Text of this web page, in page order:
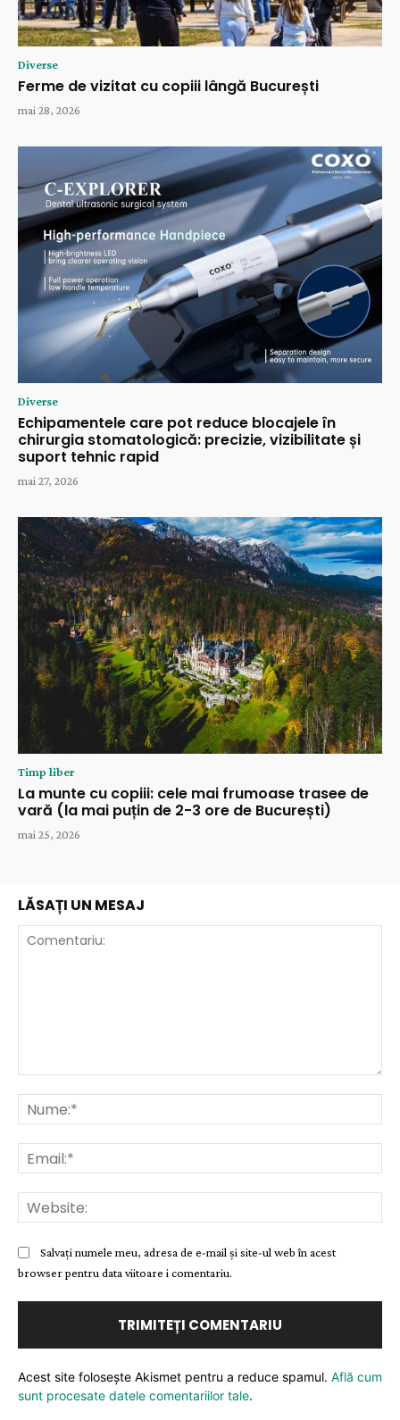
Diverse
Ferme de vizitat cu copiii lângă București
mai 28, 2026
Diverse
Echipamentele care pot reduce blocajele în
chirurgia stomatologică: precizie, vizibilitate și
suport tehnic rapid
mai 27, 2026
Timp liber
La munte cu copiii: cele mai frumoase trasee de
vară (la mai puțin de 2-3 ore de București)
mai 25, 2026
LĂSAȚI UN MESAJ
Salvați numele meu, adresa de e-mail și site-ul web în acest
browser pentru data viitoare i comentariu.
Acest site folosește Akismet pentru a reduce spamul. Află cum
sunt procesate datele comentariilor tale.